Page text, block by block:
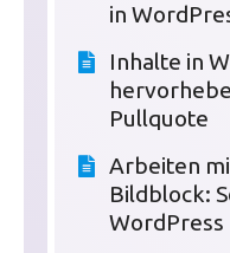
in
Inhalte in
Pullquote
Arbeiten
Bildblock:
WordPress